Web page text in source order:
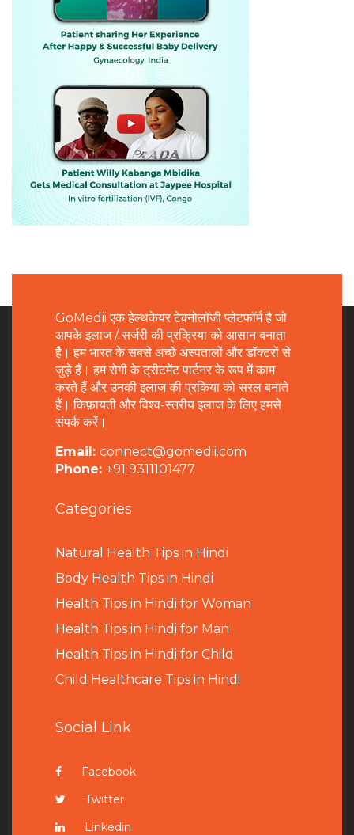
GoMedii एक हेल्थकेयर टेक्नोलॉजी प्लेटफॉर्म है जो
आपके इलाज / सर्जरी की प्रक्रिया को आसान बनाता
है। हम भारत के सबसे अच्छे अस्पतालों और डॉक्टरों से
जुड़े हैं। हम रोगी के ट्रीटमेंट पार्टनर के रूप में काम
करते हैं और उनकी इलाज की प्रकिया को सरल बनाते
हैं। किफ़ायती और विश्व-स्तरीय इलाज के लिए हमसे
संपर्क करें।
Email: connect@gomedii.com
Phone: +91 9311101477
Categories
Natural Health Tips in Hindi
Body Health Tips in Hindi
Health Tips in Hindi for Woman
Health Tips in Hindi for Man
Health Tips in Hindi for Child
Child Healthcare Tips in Hindi
Social Link
Facebook
Twitter
Linkedin